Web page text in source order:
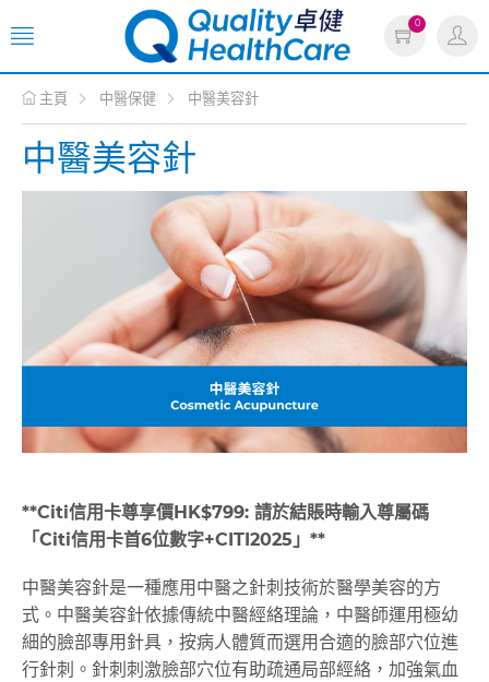
0
主頁 中醫保健 中醫美容針
中醫美容針
**Citi信用卡尊享價HK$799: 請於結賬時輸入尊屬碼
「Citi信用卡首6位數字+CITI2025 」 **
中醫美容針是一種應用中醫之針刺技術於醫學美容的方
式。中醫美容針依據傳統中醫經絡理論，中醫師運用極幼
細的臉部專用針具，按病人體質而選用合適的臉部穴位進
行針刺。針刺刺激臉部穴位有助疏通局部經絡，加強氣血